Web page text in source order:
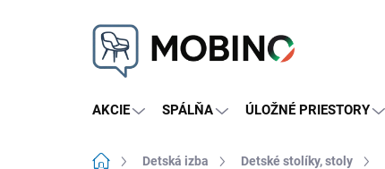
AKCIE SPÁLŇA ÚLOŽNÉ PRIESTORY
DomovDetská izba Detské stolíky, stoly